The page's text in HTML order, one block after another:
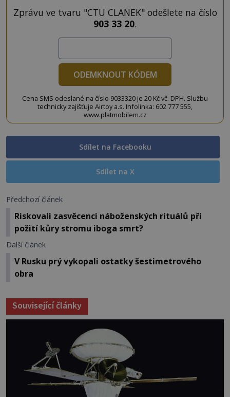
Zprávu ve tvaru "CTU CLANEK" odešlete na číslo
903 33 20.
ODEMKNOUT KÓDEM
Cena SMS odeslané na číslo 9033320 je 20 Kč vč. DPH. Službu
technicky zajišťuje Airtoy a.s. Infolinka: 602 777 555,
www.platmobilem.cz
Sdílet na Facebooku
Sdílet na X
Předchozí článek
Riskovali zasvěcenci náboženských rituálů při
požití kůry stromu iboga smrt?
Další článek
V Rusku prý vykopali ostatky šestimetrového
obra
Související články